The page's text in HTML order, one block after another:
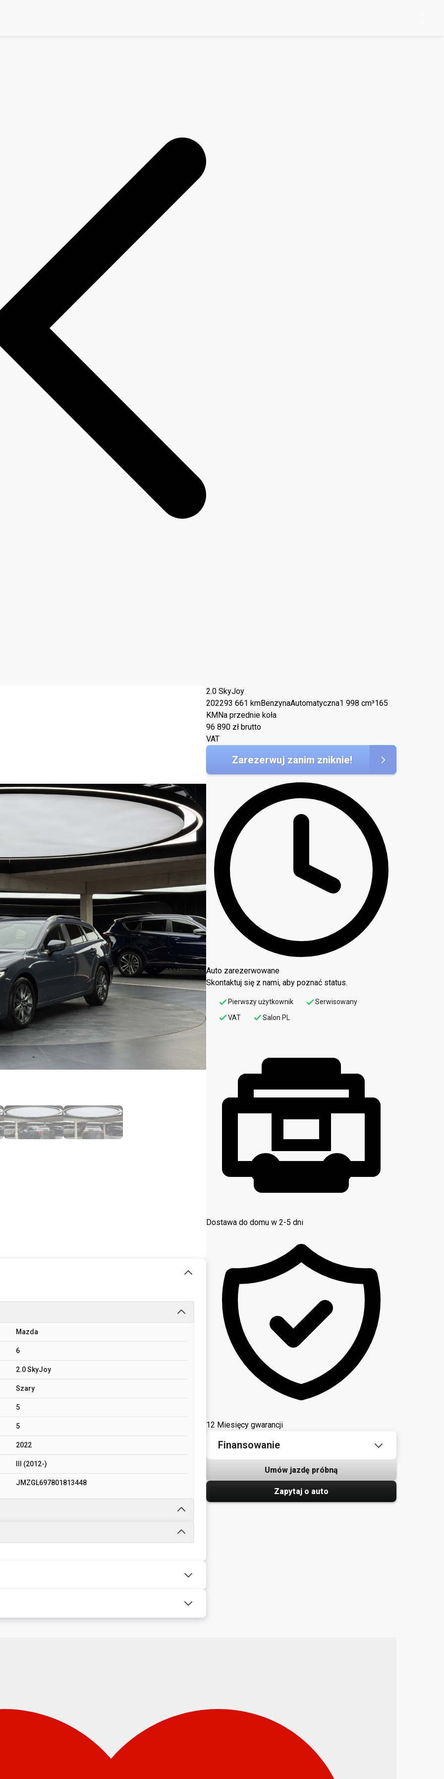
Mazda
6
2.0 SkyJoy
Szary
5
5
2022
III (2012-)
JMZGL697801813448
2.0 SkyJoy
202293 661 kmBenzynaAutomatyczna1 998 cm³165
KMNa przednie koła
96 890 zł brutto
VAT
Zarezerwuj zanim zniknie!
Auto zarezerwowane
Skontaktuj się z nami, aby poznać status.
Pierwszy użytkownik
Serwisowany
VAT
Salon PL
Dostawa do domu w 2-5 dni
12 Miesięcy gwarancji
Finansowanie
Umów jazdę próbną
Zapytaj o auto